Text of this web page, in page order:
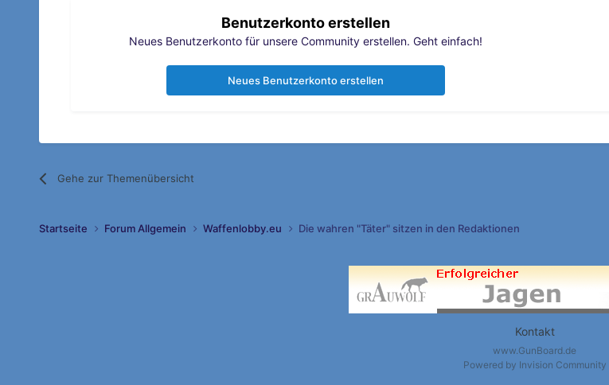
Benutzerkonto erstellen
Neues Benutzerkonto für unsere Community erstellen. Geht einfach!
Neues Benutzerkonto erstellen
Gehe zur Themenübersicht
Startseite Forum Allgemein Waffenlobby.eu Die wahren "Täter" sitzen in den Redaktionen
Kontakt
www.GunBoard.de
Powered by Invision Community